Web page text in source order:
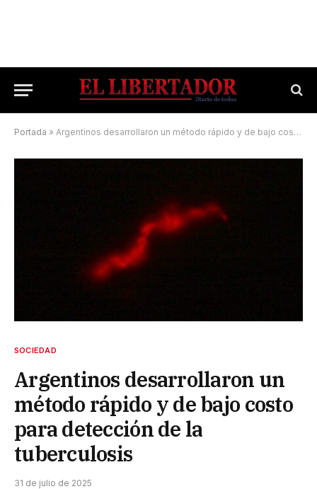
Portada » Argentinos desarrollaron un método rápido y de bajo costo para detección de la tuberculosis
SOCIEDAD
Argentinos desarrollaron un
método rápido y de bajo costo
para detección de la
tuberculosis
31 de julio de 2025